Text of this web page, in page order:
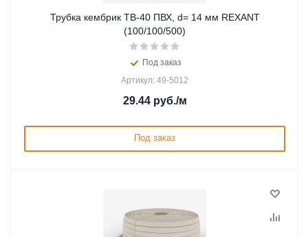
Трубка кембрик ТВ-40 ПВХ, d= 14 мм REXANT
(100/100/500)
Под заказ
Артикул: 49-5012
29.44руб./м
Под заказ